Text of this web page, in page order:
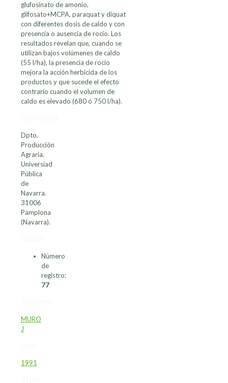
glufosinato de amonio,
glifosato+MCPA, paraquat y diquat
con diferentes dosis de caldo y con
presencia o ausencia de rocío. Los
resultados revelan que, cuando se
utilizan bajos volúmenes de caldo
(55 l/ha), la presencia de rocío
mejora la acción herbicida de los
productos y que sucede el efecto
contrario cuando el volumen de
caldo es elevado (680 ó 750 l/ha).
Dpto.
Producción
Agraria.
Universiad
Pública
de
Navarra.
31006
Pamplona
(Navarra).
Número
de
registro:
77
MURO
J
1991